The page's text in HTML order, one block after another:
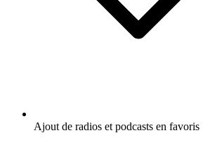
Ajout de radios et podcasts en favoris